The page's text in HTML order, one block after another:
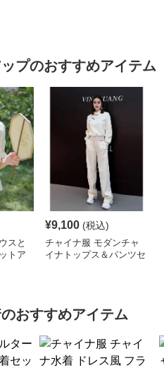
プのおすすめアイテム
スと
トア
¥9,100 (税込)
チャイナ服 モダンチャ
イナトップス＆パンツセ
のおすすめアイテム